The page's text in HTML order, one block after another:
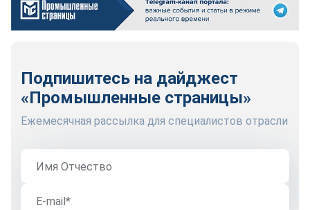
Подпишитесь на дайджест
«Промышленные страницы»
Ежемесячная рассылка для специалистов отрасли